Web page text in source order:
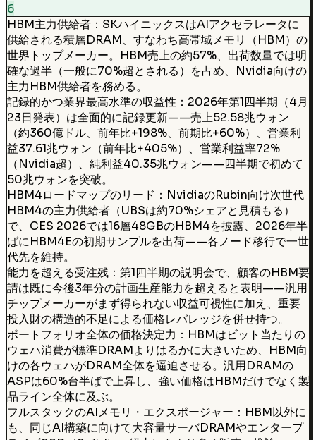
6
HBM主力供給者：SKハイニックスはAIアクセラレータに
供給される積層DRAM、すなわち高帯域メモリ（HBM）の
世界トップメーカー。HBM売上の約57%、出荷数量では明
確な過半（一般に70%超とされる）を占め、Nvidia向けの
主力HBM供給者を務める。
記録的かつ業界最高水準の収益性：2026年第1四半期（4月
23日発表）は全面的に記録更新——売上52.58兆ウォン
（約360億ドル、前年比+198%、前期比+60%）、営業利
益37.61兆ウォン（前年比+405%）、営業利益率72%
（Nvidia超）、純利益40.35兆ウォン——四半期で初めて
50兆ウォンを突破。
HBM4ロードマップのリード：NvidiaのRubin向け次世代
HBM4の主力供給者（UBSは約70%シェアと見積もる）
で、CES 2026では16層48GBのHBM4を披露、2026年半
ばにHBM4Eの初期サンプルを出荷——各ノード移行で一世
代先を維持。
能力を超える受注残：第1四半期の説明会で、顧客のHBM要
請は既に今後3年分の計画生産能力を超えると表明——汎用
チップメーカーがまず得られない収益可視性に加え、重要
投入財の構造的不足による価格レバレッジを併せ持つ。
ポートフォリオ全体の価格決定力：HBMはビット当たりの
ウェハ消費が標準DRAMよりはるかに大きいため、HBM向
けの各ウェハがDRAM全体を逼迫させる。汎用DRAMの
ASPは60%台半ばで上昇し、強い価格はHBMだけでなく製
品ライン全体に及ぶ。
フルスタックのAIメモリ・エクスポージャー：HBM以外に
も、同じAI構築に向けて大容量サーバDRAMやエンタープ